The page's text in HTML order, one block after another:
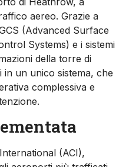
aereo. Grazie a
(Advanced Surface
Systems) e i sistemi
della torre di
un unico sistema, che
complessiva e
(ACI),